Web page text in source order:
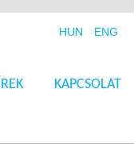
HUN ENG
KAPCSOLAT